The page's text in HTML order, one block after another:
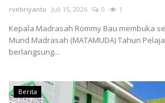
rvebriyanto Juli 15, 2026 0 1
Kepala Madrasah Rommy Bau membuka
Murid Madrasah (MATAMUDA) Tahun
berlangsung...
Berita